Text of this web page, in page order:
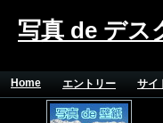
写真 de デス
Home エントリー サイ